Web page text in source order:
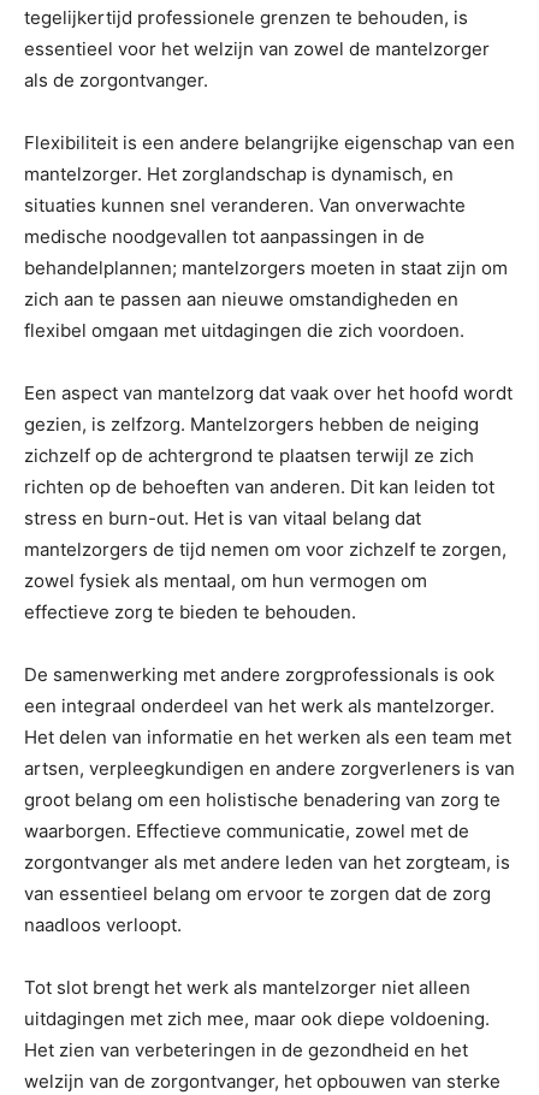
tegelijkertijd professionele grenzen te behouden, is
essentieel voor het welzijn van zowel de mantelzorger
als de zorgontvanger.
Flexibiliteit is een andere belangrijke eigenschap van een
mantelzorger. Het zorglandschap is dynamisch, en
situaties kunnen snel veranderen. Van onverwachte
medische noodgevallen tot aanpassingen in de
behandelplannen; mantelzorgers moeten in staat zijn om
zich aan te passen aan nieuwe omstandigheden en
flexibel omgaan met uitdagingen die zich voordoen.
Een aspect van mantelzorg dat vaak over het hoofd wordt
gezien, is zelfzorg. Mantelzorgers hebben de neiging
zichzelf op de achtergrond te plaatsen terwijl ze zich
richten op de behoeften van anderen. Dit kan leiden tot
stress en burn-out. Het is van vitaal belang dat
mantelzorgers de tijd nemen om voor zichzelf te zorgen,
zowel fysiek als mentaal, om hun vermogen om
effectieve zorg te bieden te behouden.
De samenwerking met andere zorgprofessionals is ook
een integraal onderdeel van het werk als mantelzorger.
Het delen van informatie en het werken als een team met
artsen, verpleegkundigen en andere zorgverleners is van
groot belang om een holistische benadering van zorg te
waarborgen. Effectieve communicatie, zowel met de
zorgontvanger als met andere leden van het zorgteam, is
van essentieel belang om ervoor te zorgen dat de zorg
naadloos verloopt.
Tot slot brengt het werk als mantelzorger niet alleen
uitdagingen met zich mee, maar ook diepe voldoening.
Het zien van verbeteringen in de gezondheid en het
welzijn van de zorgontvanger, het opbouwen van sterke